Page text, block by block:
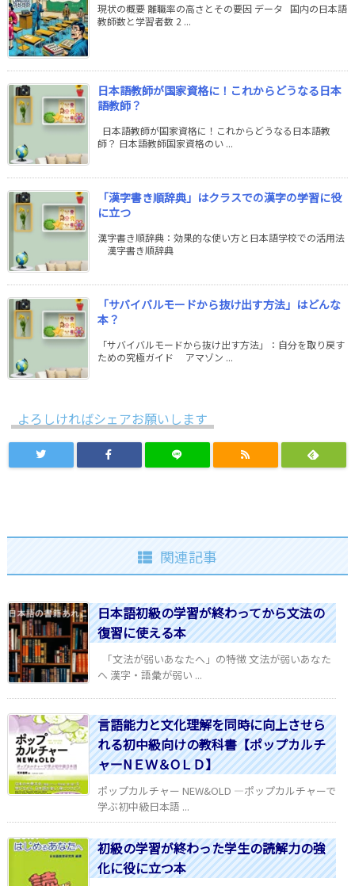
現状の概要 離職率の高さとその要因 データ 国内の日本語
教師数と学習者数 2 ...
日本語教師が国家資格に！これからどうなる日本
語教師？
日本語教師が国家資格に！これからどうなる日本語教
師？ 日本語教師国家資格のい ...
「漢字書き順辞典」はクラスでの漢字の学習に役
に立つ
漢字書き順辞典：効果的な使い方と日本語学校での活用法
漢字書き順辞典
「サバイバルモードから抜け出す方法」はどんな
本？
「サバイバルモードから抜け出す方法」：自分を取り戻す
ための究極ガイド アマゾン ...
よろしければシェアお願いします
関連記事
日本語初級の学習が終わってから文法の
復習に使える本
「文法が弱いあなたへ」の特徴 文法が弱いあなた
へ 漢字・語彙が弱い ...
言語能力と文化理解を同時に向上させら
れる初中級向けの教科書【ポップカルチ
ャーNＥＷ＆OＬＤ】
ポップカルチャー NEW&OLD ―ポップカルチャーで
学ぶ初中級日本語 ...
初級の学習が終わった学生の読解力の強
化に役に立つ本